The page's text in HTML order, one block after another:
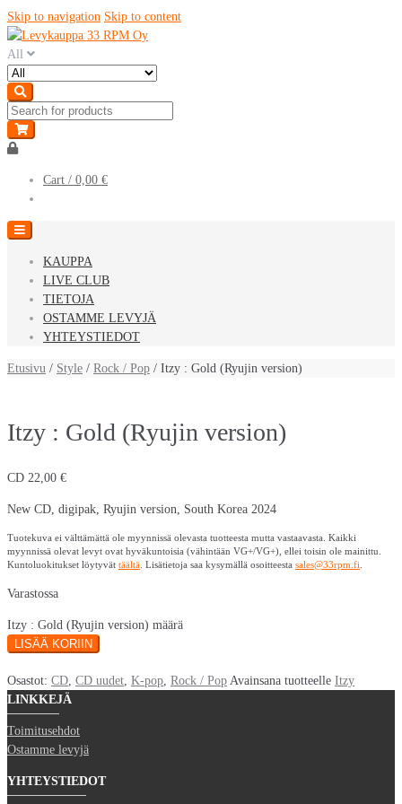
Skip to navigation Skip to content
All
Cart / 0,00 €
KAUPPA
LIVE CLUB
TIETOJA
OSTAMME LEVYJÄ
YHTEYSTIEDOT
Etusivu / Style / Rock / Pop / Itzy : Gold (Ryujin version)
Itzy : Gold (Ryujin version)
CD 22,00 €
New CD, digipak, Ryujin version, South Korea 2024
Tuotekuva ei välttämättä ole myynnissä olevasta tuotteesta mutta vastaavasta. Kaikki
myynnissä olevat levyt ovat hyväkuntoisia (vähintään VG+/VG+), ellei toisin ole mainittu.
Kuntoluokitukset löytyvät täältä . Lisätietoja saa kysymällä osoitteesta sales@33rpm.fi
Varastossa
Itzy : Gold (Ryujin version) määrä
LISÄÄ KORIIN
Osastot: CD CD uudet K-pop Rock / Pop Avainsana tuotteelle Itzy
LINKKEJÄ
Toimitusehdot
Ostamme levyjä
YHTEYSTIEDOT